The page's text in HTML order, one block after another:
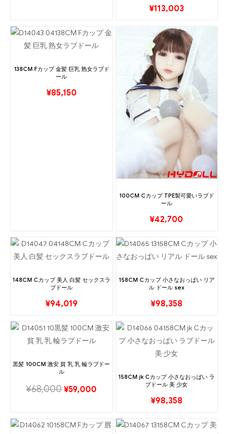
¥113,003
138CM Fカップ 金髪 巨乳 熟女ラブド
ール
¥85,150
100CM Cカップ TPE製可愛いラブド
ール
¥42,700
148CM Cカップ 美人 白髪 セックスラ
ブドール
¥94,019
158CM Cカップ 小さなおっぱい リア
ル ドール sex
¥98,358
黒髪 100CM 激安 貧 乳 乳 輪ラブドー
ル
¥68,000 ¥59,000
158CM jk Cカップ 小さなおっぱい ラ
ブドール 美 少女
¥98,358